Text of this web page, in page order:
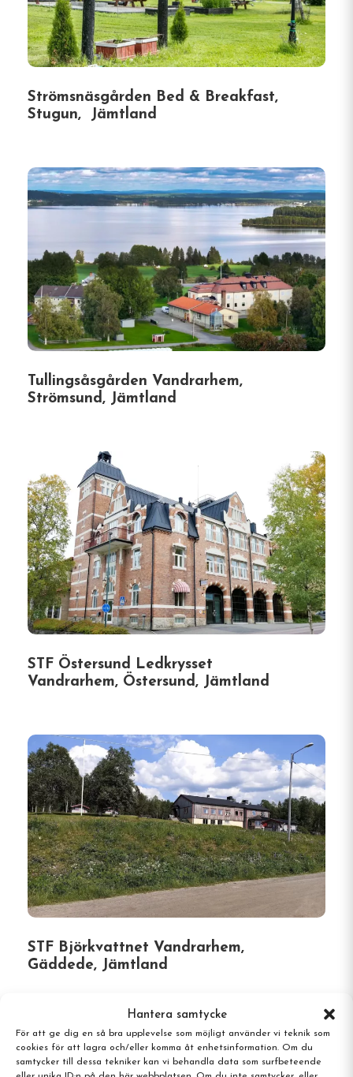
Hantera samtycke
För att ge dig en så bra upplevelse som möjligt använder vi teknik som
cookies för att lagra och/eller komma åt enhetsinformation. Om du
samtycker till dessa tekniker kan vi behandla data som surfbeteende
Strömsnäsgården Bed & Breakfast,
Stugun, Jämtland
Tullingsåsgården Vandrarhem,
Strömsund, Jämtland
STF Östersund Ledkrysset
Vandrarhem, Östersund, Jämtland
STF Björkvattnet Vandrarhem,
Gäddede, Jämtland